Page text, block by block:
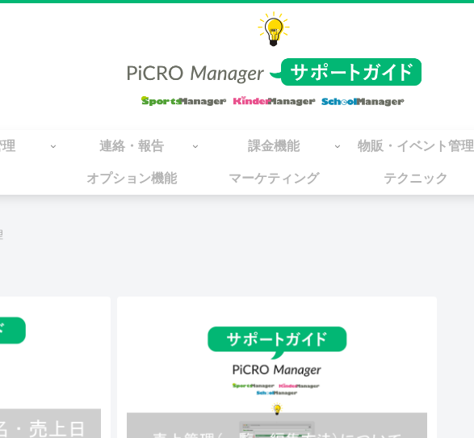
連絡・報告 課金機能 物販・イベント管理
オプション機能 マーケティング テクニック